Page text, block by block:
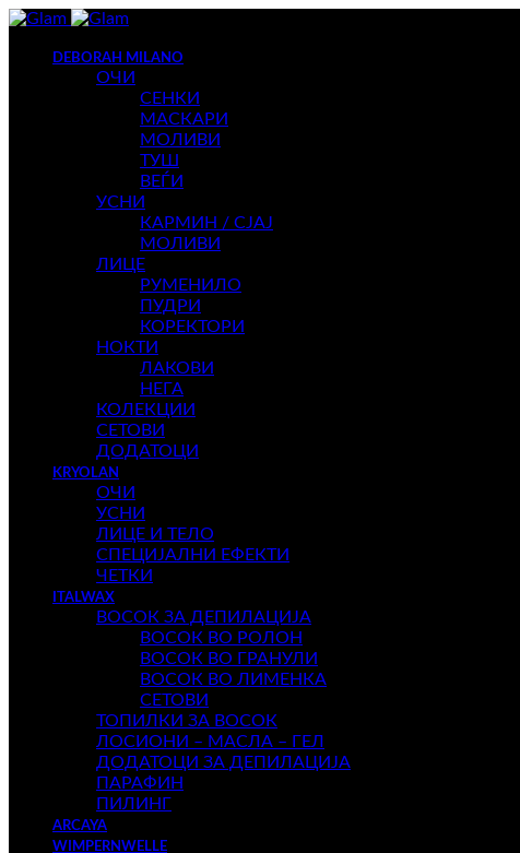
DEBORAH MILANO
ОЧИ
СЕНКИ
МАСКАРИ
МОЛИВИ
ТУШ
ВЕЃИ
УСНИ
КАРМИН / СЈАЈ
МОЛИВИ
ЛИЦЕ
РУМЕНИЛО
ПУДРИ
КОРЕКТОРИ
НОКТИ
ЛАКОВИ
НЕГА
КОЛЕКЦИИ
СЕТОВИ
ДОДАТОЦИ
KRYOLAN
ОЧИ
УСНИ
ЛИЦЕ И ТЕЛО
СПЕЦИЈАЛНИ ЕФЕКТИ
ЧЕТКИ
ITALWAX
ВОСОК ЗА ДЕПИЛАЦИЈА
ВОСОК ВО РОЛОН
ВОСОК ВО ГРАНУЛИ
ВОСОК ВО ЛИМЕНКА
СЕТОВИ
ТОПИЛКИ ЗА ВОСОК
ЛОСИОНИ – МАСЛА – ГЕЛ
ДОДАТОЦИ ЗА ДЕПИЛАЦИЈА
ПАРАФИН
ПИЛИНГ
ARCAYA
WIMPERNWELLE